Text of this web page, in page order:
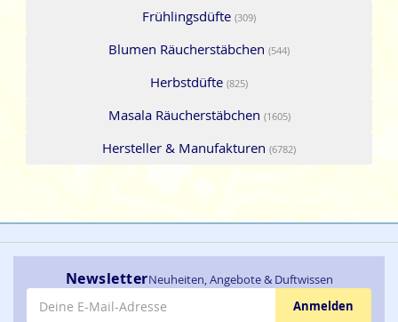
Frühlingsdüfte (309)
Blumen Räucherstäbchen (544)
Herbstdüfte (825)
Masala Räucherstäbchen (1605)
Hersteller & Manufakturen (6782)
NewsletterNeuheiten, Angebote & Duftwissen
E-Mail-Adresse
Anmelden